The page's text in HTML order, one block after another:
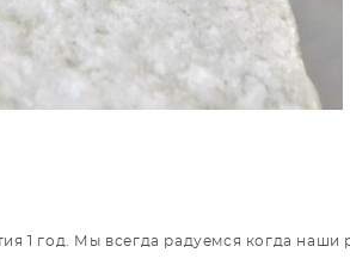
1 год. Мы всегда радуемся когда